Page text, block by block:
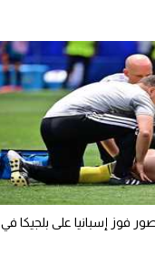
فوز إسبانيا على بلجيكا في